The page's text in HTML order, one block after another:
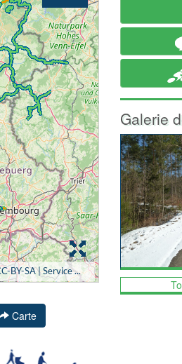
Carte
Galerie